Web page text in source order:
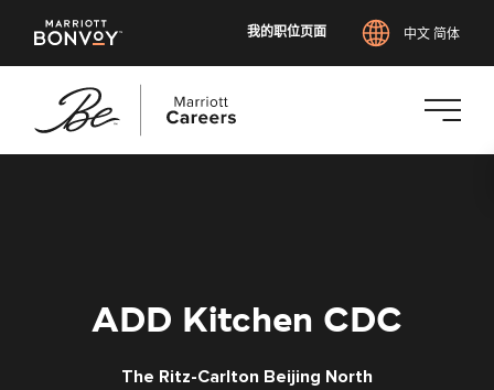
我的职位页面 中文 简体
ADD Kitchen CDC
The Ritz-Carlton Beijing North